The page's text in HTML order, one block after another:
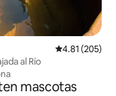
Calificación
4.81 (205)
al Río
mascotas